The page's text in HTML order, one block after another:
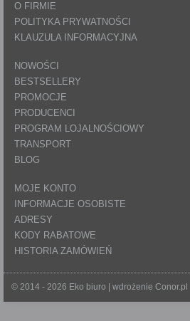
O FIRMIE
POLITYKA PRYWATNOŚCI
KLAUZULA INFORMACYJNA
NOWOŚCI
BESTSELLERY
PROMOCJE
PRODUCENCI
PROGRAM LOJALNOŚCIOWY
TRANSPORT
BLOG
MOJE KONTO
INFORMACJE OSOBISTE
ADRESY
KODY RABATOWE
HISTORIA ZAMÓWIEŃ
© 2014 - 2026 Eko biuro | wdrożenie Conor.pl